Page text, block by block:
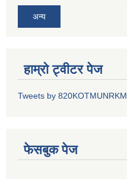
अन्य
हाम्रो ट्वीटर पेज
Tweets by 820KOTMUNRKM
फेसबुक पेज